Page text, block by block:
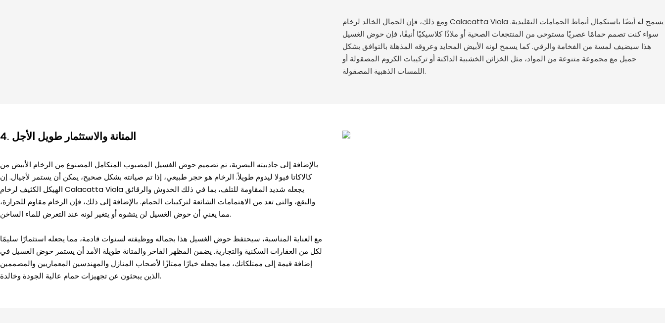
ومع ذلك، فإن الجمال الخالد لرخام Calacatta Viola يسمح له أيضًا باستكمال أنماط الحمامات التقليدية.
سواء كنت تصمم حمامًا عصريًا مستوحى من المنتجعات الصحية أو ملاذًا كلاسيكيًا أنيقًا، فإن حوض الغسيل
هذا سيضيف لمسة من الفخامة والرقي. كما يسمح لونه الأبيض المحايد وعروقه المذهلة بالتوافق بشكل
جميل مع مجموعة متنوعة من المواد، مثل الخزائن الخشبية الداكنة أو تركيبات الكروم المصقولة أو
اللمسات الذهبية المصقولة.
4. المتانة والاستثمار طويل الأجل
بالإضافة إلى جاذبيته البصرية، تم تصميم حوض الغسيل المصبوب المتكامل المصنوع من الرخام الأبيض من
كالاكاتا فيولا ليدوم طويلاً. الرخام هو حجر طبيعي، إذا تم صيانته بشكل صحيح، يمكن أن يستمر لأجيال. إن
الهيكل الكثيف لرخام Calacatta Viola يجعله شديد المقاومة للتلف، بما في ذلك الخدوش والرقائق
والبقع، والتي تعد من الاهتمامات الشائعة لتركيبات الحمام. بالإضافة إلى ذلك، فإن الرخام مقاوم للحرارة،
مما يعني أن حوض الغسيل لن يتشوه أو يتغير لونه عند التعرض للماء الساخن.
مع العناية المناسبة، سيحتفظ حوض الغسيل هذا بجماله ووظيفته لسنوات قادمة، مما يجعله استثمارًا سليمًا
لكل من العقارات السكنية والتجارية. يضمن المظهر الفاخر والمتانة طويلة الأمد أن يستمر حوض الغسيل في
إضافة قيمة إلى ممتلكاتك، مما يجعله خيارًا ممتازًا لأصحاب المنازل والمهندسين المعماريين والمصممين
الذين يبحثون عن تجهيزات حمام عالية الجودة وخالدة.